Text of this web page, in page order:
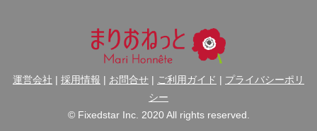
運営会社 | 採用情報 | お問合せ | ご利用ガイド | プライバシーポリ
シー
© Fixedstar Inc. 2020 All rights reserved.